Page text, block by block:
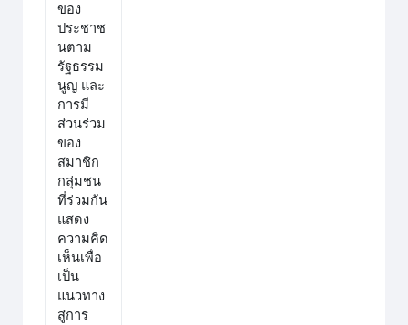
ของ
ประชาช
นตาม
รัฐธรรม
นูญ และ
การมี
ส่วนร่วม
ของ
สมาชิก
กลุ่มชน
ที่ร่วมกัน
แสดง
ความคิด
เห็นเพื่อ
เป็น
แนวทาง
สู่การ